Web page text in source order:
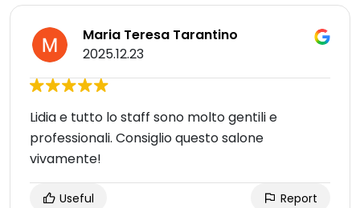
Maria Teresa Tarantino
2025.12.23
Lidia e tutto lo staff sono molto gentili e
professionali. Consiglio questo salone
vivamente!
Useful Report